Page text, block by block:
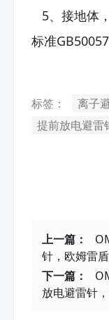
5、接地体
标准
标签： 离子
提前放电避雷
上一篇：
针，欧姆雷
下一篇：
放电避雷针